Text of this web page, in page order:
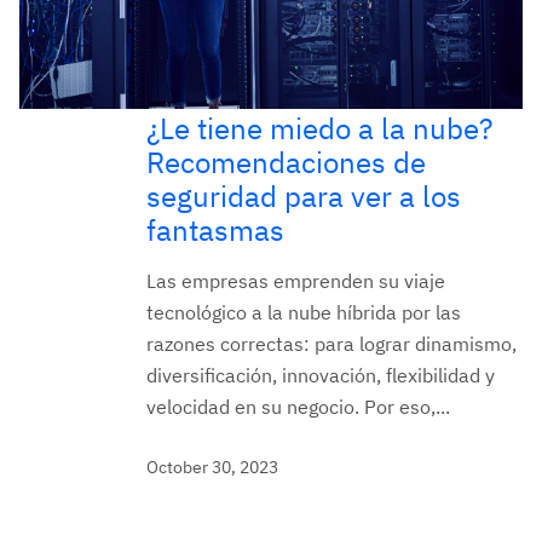
¿Le tiene miedo a la nube?
Recomendaciones de
seguridad para ver a los
fantasmas
Las empresas emprenden su viaje
tecnológico a la nube híbrida por las
razones correctas: para lograr dinamismo,
diversificación, innovación, flexibilidad y
velocidad en su negocio. Por eso,...
October 30, 2023